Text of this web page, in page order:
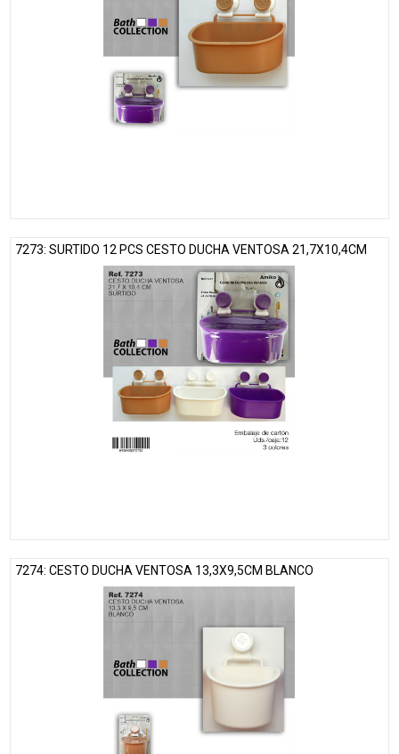
7273: SURTIDO 12 PCS CESTO DUCHA VENTOSA 21,7X10,4CM
7274: CESTO DUCHA VENTOSA 13,3X9,5CM BLANCO